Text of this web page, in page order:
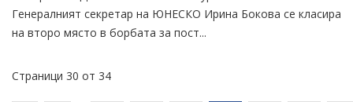
Генералният секретар на ЮНЕСКО Ирина Бокова се класира
на второ място в борбата за пост...
Страници 30 от 34